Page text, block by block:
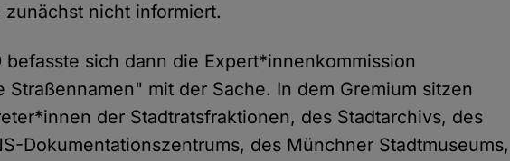
nicht informiert.
befasste sich dann die Expert*innenkommission
Straßennamen" mit der Sache. In dem Gremium sitzen
der Stadtratsfraktionen, des Stadtarchivs, des
Dokumentationszentrums, des Münchner Stadtmuseums,